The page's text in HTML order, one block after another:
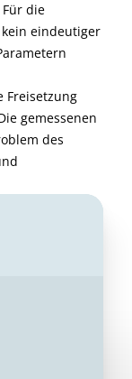
die
kein eindeutiger
Freisetzung
gemessenen
des